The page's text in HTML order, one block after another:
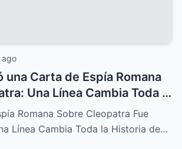
ago
una Carta de Espía Romana
Una Línea Cambia Toda la
Caída
Romana Sobre Cleopatra Fue
Línea Cambia Toda la Historia de…